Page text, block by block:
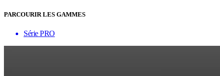
PARCOURIR LES GAMMES
Série PRO